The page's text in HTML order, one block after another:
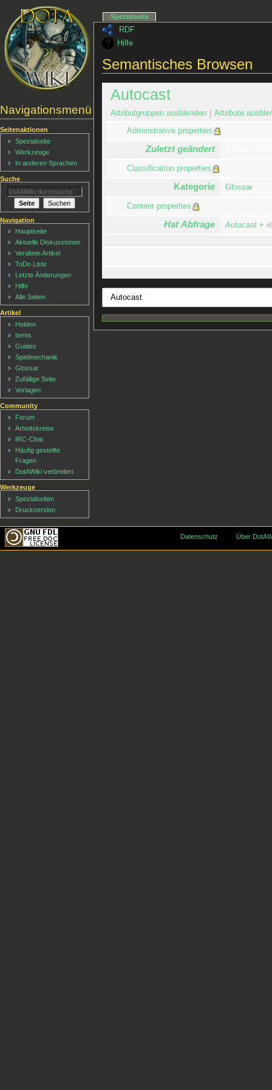
RDF
Hilfe
Semantisches Browsen
Autocast
Attributgruppen ausblenden Attribute
Adminstrative properties
Zuletzt geändert
Classification properties
Kategorie Glossar
Content properties
Hat Abfrage Autocast +
Navigationsmenü
Spezialseite
Seitenaktionen
Spezialseite
Werkzeuge
In anderen Sprachen
Suche
Navigation
Hauptseite
Aktuelle Diskussionen
Veraltete Artikel
ToDo Liste
Letzte Änderungen
Hilfe
Alle Seiten
Artikel
Helden
Items
Guides
Spielmechanik
Glossar
Zufällige Seite
Vorlagen
Community
Forum
Arbeitskreise
IRC-Chat
Häufig gestellte
Fragen
DotAWiki verbreiten
Werkzeuge
Spezialseiten
Druckversion
Datenschutz Über